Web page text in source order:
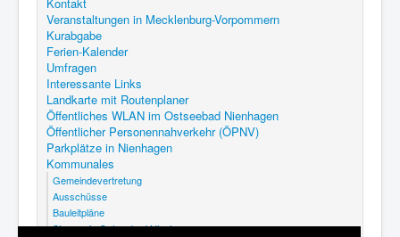
Veranstaltungen in Mecklenburg-Vorpommern
Kurabgabe
Ferien-Kalender
Umfragen
Interessante Links
Landkarte mit Routenplaner
Öffentliches WLAN im Ostseebad Nienhagen
Öffentlicher Personennahverkehr (ÖPNV)
Parkplätze in Nienhagen
Kommunales
Gemeindevertretung
Ausschüsse
Bauleitpläne
Steuern in Ostseebad Nienhagen